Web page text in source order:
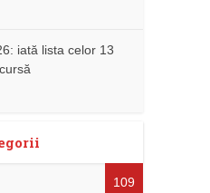
iată lista celor 13
109